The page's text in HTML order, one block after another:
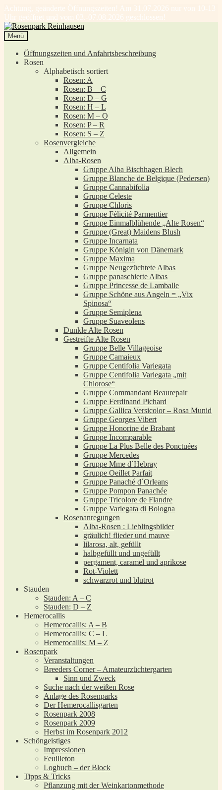
Achtung, geänderte Öffnungszeiten! Am 31.07.2026 nur von 10-13
Uhr geöffnet und vom 03.-07.08.2026 geschlossen!
Zur
Navigation
springen
Zum
Inhalt
springen
Menü
Öffnungszeiten und Anfahrtsbeschreibung
Rosen
Alphabetisch sortiert
Rosen: A
Rosen: B – C
Rosen: D – G
Rosen: H – L
Rosen: M – O
Rosen: P – R
Rosen: S – Z
Rosenvergleiche
Allgemein
Alba-Rosen
Gruppe Alba Bischhagen Blech
Gruppe Blanche de Belgique (Pedersen)
Gruppe Cannabifolia
Gruppe Celeste
Gruppe Chloris
Gruppe Félicité Parmentier
Gruppe Einmalblühende „Alte Rosen“
Gruppe (Great) Maidens Blush
Gruppe Incarnata
Gruppe Königin von Dänemark
Gruppe Maxima
Gruppe Neugezüchtete Albas
Gruppe panaschierte Albas
Gruppe Princesse de Lamballe
Gruppe Schöne aus Angeln = „Vix
Spinosa“
Gruppe Semiplena
Gruppe Suaveolens
Dunkle Alte Rosen
Gestreifte Alte Rosen
Gruppe Belle Villageoise
Gruppe Camaieux
Gruppe Centifolia Variegata
Gruppe Centifolia Variegata „mit
Chlorose“
Gruppe Commandant Beaurepair
Gruppe Ferdinand Pichard
Gruppe Gallica Versicolor – Rosa Munid
Gruppe Georges Vibert
Gruppe Honorine de Brabant
Gruppe Incomparable
Gruppe La Plus Belle des Ponctuées
Gruppe Mercedes
Gruppe Mme d´Hebray
Gruppe Oeillet Parfait
Gruppe Panaché d´Orleans
Gruppe Pompon Panachée
Gruppe Tricolore de Flandre
Gruppe Variegata di Bologna
Rosenanregungen
Alba-Rosen : Lieblingsbilder
gräulich! flieder und mauve
lilarosa, alt, gefüllt
halbgefüllt und ungefüllt
pergament, caramel und aprikose
Rot-Violett
schwarzrot und blutrot
Stauden
Stauden: A – C
Stauden: D – Z
Hemerocallis
Hemerocallis: A – B
Hemerocallis: C – L
Hemerocallis: M – Z
Rosenpark
Veranstaltungen
Breeders Corner – Amateurzüchtergarten
Sinn und Zweck
Suche nach der weißen Rose
Anlage des Rosenparks
Der Hemerocallisgarten
Rosenpark 2008
Rosenpark 2009
Herbst im Rosenpark 2012
Schöngeistiges
Impressionen
Feuilleton
Logbuch – der Block
Tipps & Tricks
Pflanzung mit der Weinkartonmethode